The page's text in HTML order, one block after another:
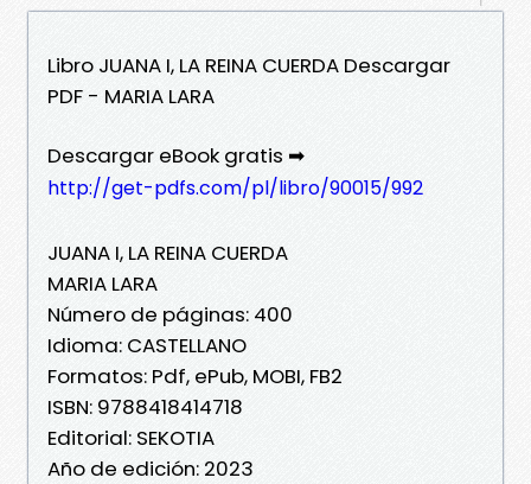
Libro JUANA I, LA REINA CUERDA Descargar
PDF - MARIA LARA
Descargar eBook gratis ➡
http://get-pdfs.com/pl/libro/90015/992
JUANA I, LA REINA CUERDA
MARIA LARA
Número de páginas: 400
Idioma: CASTELLANO
Formatos: Pdf, ePub, MOBI, FB2
ISBN: 9788418414718
Editorial: SEKOTIA
Año de edición: 2023